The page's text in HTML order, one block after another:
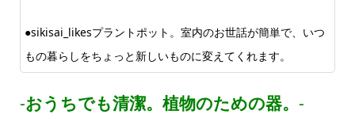
●sikisai_likesプラントポット。室内のお世話が簡単で、いつ
もの暮らしをちょっと新しいものに変えてくれます。
‐おうちでも清潔。 植物のための器。 ‐